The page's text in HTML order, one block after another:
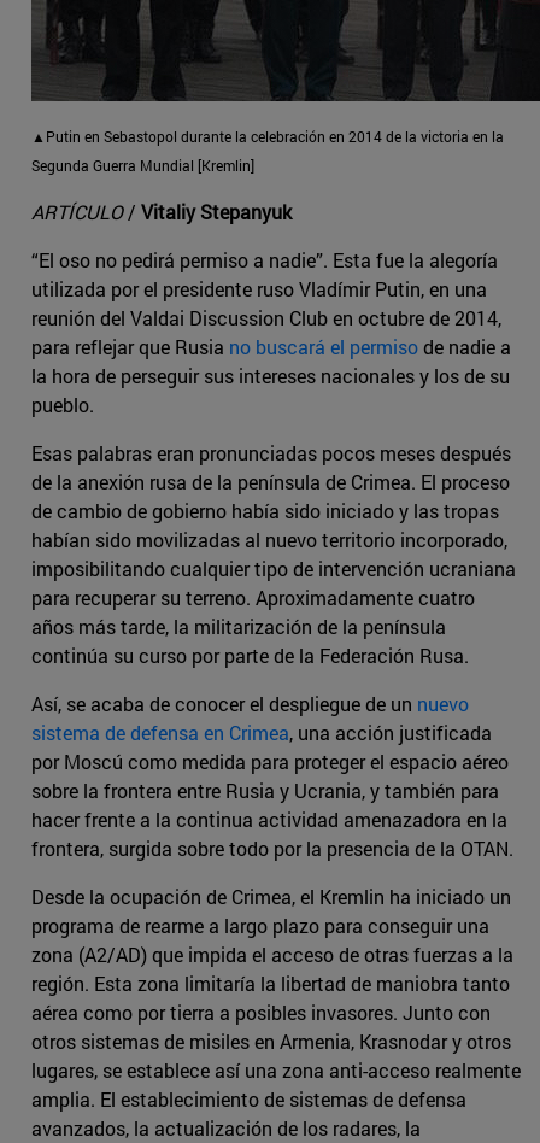
▲Putin en Sebastopol durante la celebración en 2014 de la victoria en la
Segunda Guerra Mundial [Kremlin]
ARTÍCULO/ Vitaliy Stepanyuk
“El oso no pedirá permiso a nadie”. Esta fue la alegoría
utilizada por el presidente ruso Vladímir Putin, en una
reunión del Valdai Discussion Club en octubre de 2014,
para reflejar que Rusia no buscará el permisode nadie a
la hora de perseguir sus intereses nacionales y los de su
pueblo.
Esas palabras eran pronunciadas pocos meses después
de la anexión rusa de la península de Crimea. El proceso
de cambio de gobierno había sido iniciado y las tropas
habían sido movilizadas al nuevo territorio incorporado,
imposibilitando cualquier tipo de intervención ucraniana
para recuperar su terreno. Aproximadamente cuatro
años más tarde, la militarización de la península
continúa su curso por parte de la Federación Rusa.
Así, se acaba de conocer el despliegue de un nuevo
sistema de defensa en Crimea, una acción justificada
por Moscú como medida para proteger el espacio aéreo
sobre la frontera entre Rusia y Ucrania, y también para
hacer frente a la continua actividad amenazadora en la
frontera, surgida sobre todo por la presencia de la OTAN.
Desde la ocupación de Crimea, el Kremlin ha iniciado un
programa de rearme a largo plazo para conseguir una
zona (A2/AD) que impida el acceso de otras fuerzas a la
región. Esta zona limitaría la libertad de maniobra tanto
aérea como por tierra a posibles invasores. Junto con
otros sistemas de misiles en Armenia, Krasnodar y otros
lugares, se establece así una zona anti-acceso realmente
amplia. El establecimiento de sistemas de defensa
avanzados, la actualización de los radares, la